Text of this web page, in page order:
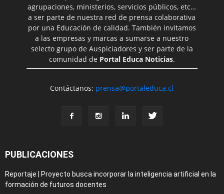
agrupaciones, ministerios, servicios públicos, etc…
a ser parte de nuestra red de prensa colaborativa
por una Educación de calidad. También invitamos
a las empresas y marcas a sumarse a nuestro
selecto grupo de Auspiciadores y ser parte de la
comunidad de Portal Educa Noticias.
Contáctanos: prensa@portaleduca.cl
PUBLICACIONES
Reportaje | Proyecto busca incorporar la inteligencia artificial en la
formación de futuros docentes